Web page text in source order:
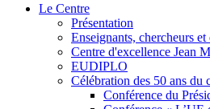
Le Centre
Présentation
Enseignants, chercheurs
Centre d'excellence Jean
EUDIPLO
Célébration des 50 ans du
Conférence du